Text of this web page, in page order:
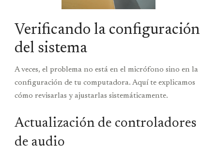
Verificando la configuración
del sistema
A veces, el problema no está en el micrófono sino en la
configuración de tu computadora. Aquí te explicamos
cómo revisarlas y ajustarlas sistemáticamente.
Actualización de controladores
de audio